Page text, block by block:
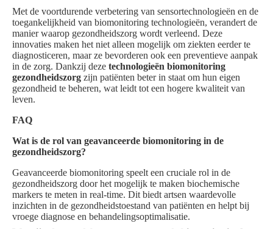
Met de voortdurende verbetering van sensortechnologieën en de
toegankelijkheid van biomonitoring technologieën, verandert de
manier waarop gezondheidszorg wordt verleend. Deze
innovaties maken het niet alleen mogelijk om ziekten eerder te
diagnosticeren, maar ze bevorderen ook een preventieve aanpak
in de zorg. Dankzij deze technologieën biomonitoring
gezondheidszorg zijn patiënten beter in staat om hun eigen
gezondheid te beheren, wat leidt tot een hogere kwaliteit van
leven.
FAQ
Wat is de rol van geavanceerde biomonitoring in de
gezondheidszorg?
Geavanceerde biomonitoring speelt een cruciale rol in de
gezondheidszorg door het mogelijk te maken biochemische
markers te meten in real-time. Dit biedt artsen waardevolle
inzichten in de gezondheidstoestand van patiënten en helpt bij
vroege diagnose en behandelingsoptimalisatie.